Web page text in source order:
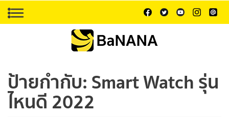
ป้ายกำกับ:Smart Watch รุ่น
ไหนดี 2022